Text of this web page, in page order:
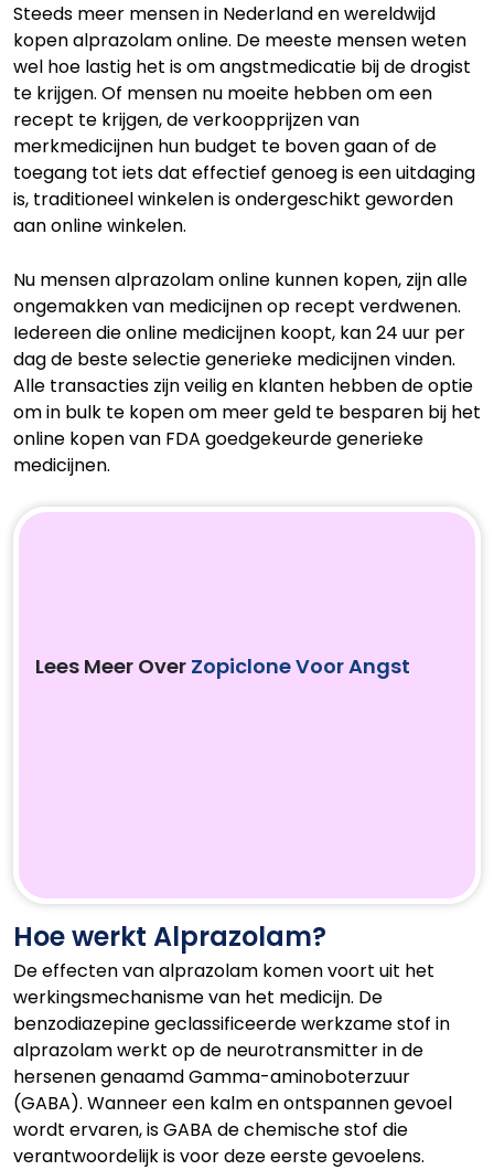
Steeds meer mensen in Nederland en wereldwijd
kopen alprazolam online. De meeste mensen weten
wel hoe lastig het is om angstmedicatie bij de drogist
te krijgen. Of mensen nu moeite hebben om een
recept te krijgen, de verkoopprijzen van
merkmedicijnen hun budget te boven gaan of de
toegang tot iets dat effectief genoeg is een uitdaging
is, traditioneel winkelen is ondergeschikt geworden
aan online winkelen.
Nu mensen alprazolam online kunnen kopen, zijn alle
ongemakken van medicijnen op recept verdwenen.
Iedereen die online medicijnen koopt, kan 24 uur per
dag de beste selectie generieke medicijnen vinden.
Alle transacties zijn veilig en klanten hebben de optie
om in bulk te kopen om meer geld te besparen bij het
online kopen van FDA goedgekeurde generieke
medicijnen.
Lees Meer Over Zopiclone Voor Angst
Hoe werkt Alprazolam?
De effecten van alprazolam komen voort uit het
werkingsmechanisme van het medicijn. De
benzodiazepine geclassificeerde werkzame stof in
alprazolam werkt op de neurotransmitter in de
hersenen genaamd Gamma-aminoboterzuur
(GABA). Wanneer een kalm en ontspannen gevoel
wordt ervaren, is GABA de chemische stof die
verantwoordelijk is voor deze eerste gevoelens.